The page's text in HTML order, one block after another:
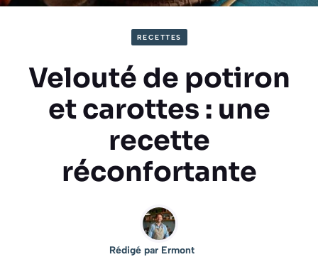
RECETTES
Velouté de potiron
et carottes : une
recette
réconfortante
Rédigé par Ermont